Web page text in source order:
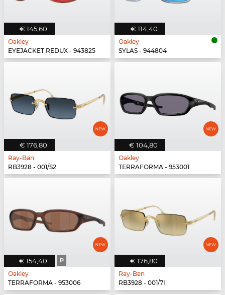
€ 145,60
Oakley
EYEJACKET REDUX - 943825
€ 114,40
Oakley
SYLAS - 944804
€ 176,80
Ray-Ban
RB3928 - 001/S2
€ 104,80
Oakley
TERRAFORMA - 953001
€ 154,40 P
Oakley
TERRAFORMA - 953006
€ 176,80
Ray-Ban
RB3928 - 001/7I